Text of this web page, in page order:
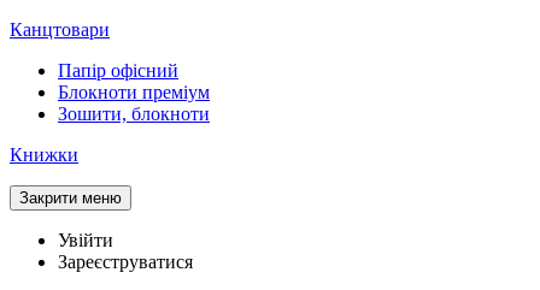
Канцтовари
Папір офісний
Блокноти преміум
Зошити, блокноти
Книжки
Закрити меню
Увійти
Зареєструватися